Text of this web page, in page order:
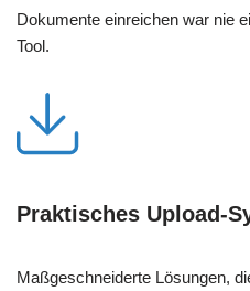
Dokumente einreichen war nie
Tool.
Praktisches Upload-
Maßgeschneiderte Lösungen,